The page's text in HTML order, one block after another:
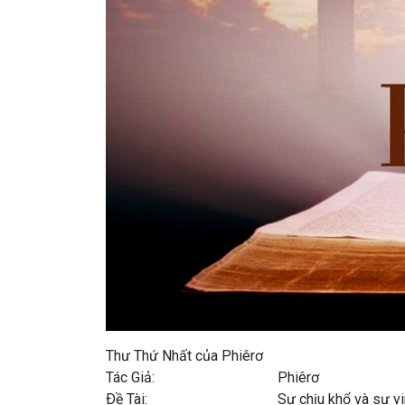
Thư Thứ Nhất của Phiêrơ
Tác Giả: Phiêrơ
Ðề Tài: Sự chịu khổ và sự vinh